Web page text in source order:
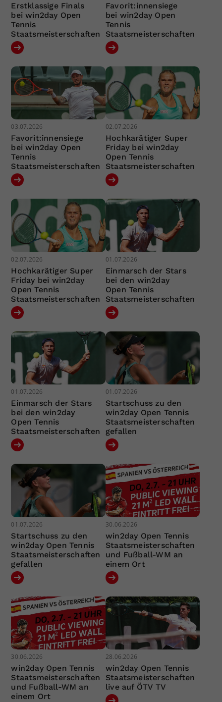
Erstklassige Finals
bei win2day Open
Tennis
Staatsmeisterschaften
Favorit:innensiege
bei win2day Open
Tennis
Staatsmeisterschaften
03.07.2026
Favorit:innensiege
bei win2day Open
Tennis
Staatsmeisterschaften
02.07.2026
Hochkarätiger Super
Friday bei win2day
Open Tennis
Staatsmeisterschaften
02.07.2026
Hochkarätiger Super
Friday bei win2day
Open Tennis
Staatsmeisterschaften
01.07.2026
Einmarsch der Stars
bei den win2day
Open Tennis
Staatsmeisterschaften
01.07.2026
Einmarsch der Stars
bei den win2day
Open Tennis
Staatsmeisterschaften
01.07.2026
Startschuss zu den
win2day Open Tennis
Staatsmeisterschaften
gefallen
01.07.2026
Startschuss zu den
win2day Open Tennis
Staatsmeisterschaften
gefallen
30.06.2026
win2day Open Tennis
Staatsmeisterschaften
und Fußball-WM an
einem Ort
30.06.2026
win2day Open Tennis
Staatsmeisterschaften
und Fußball-WM an
einem Ort
28.06.2026
win2day Open Tennis
Staatsmeisterschaften
live auf ÖTV TV